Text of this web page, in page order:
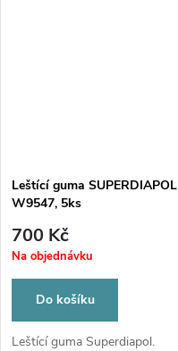
Leštící guma SUPERDIAPOL
W9547, 5ks
700 Kč
Na objednávku
Do košíku
Leštící guma Superdiapol.